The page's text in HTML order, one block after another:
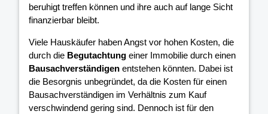
beruhigt treffen können und ihre auch auf lange Sicht
finanzierbar bleibt.
Viele Hauskäufer haben Angst vor hohen Kosten, die
durch die Begutachtung einer Immobilie durch einen
Bausachverständigen entstehen könnten. Dabei ist
die Besorgnis unbegründet, da die Kosten für einen
Bausachverständigen im Verhältnis zum Kauf
verschwindend gering sind. Dennoch ist für den